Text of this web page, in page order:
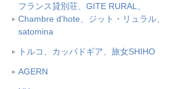
フランス貸別荘、GITE RURAL、
Chambre d'hote、ジット・リュラル、
satomina
トルコ、カッパドギア、旅女SHIHO
AGERN